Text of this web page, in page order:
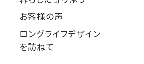
お客様の声
ロングライフデザイン
を訪ねて